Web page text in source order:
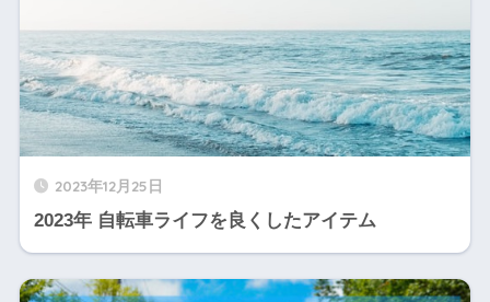
2023年12月25日
2023年 自転車ライフを良くしたアイテム